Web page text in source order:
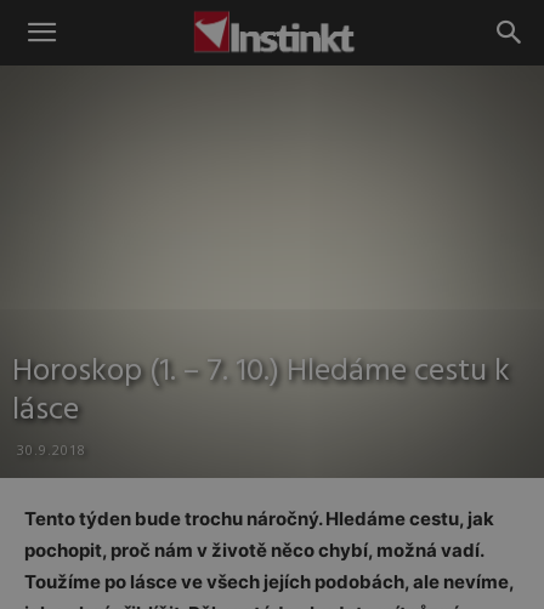
Instinkt
Horoskop (1. – 7. 10.) Hledáme cestu k
lásce
30.9.2018
Tento týden bude trochu náročný. Hledáme cestu, jak
pochopit, proč nám v životě něco chybí, možná vadí.
Toužíme po lásce ve všech jejích podobách, ale nevíme,